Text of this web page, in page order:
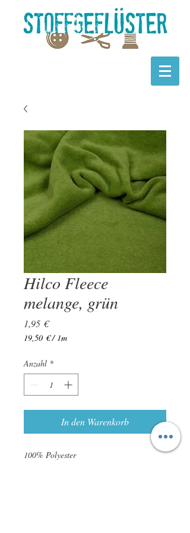
Hilco Fleece
melange, grün
1,95 €Preis
19,50 € /1m
pro
1
Anzahl *
In den Warenkorb
100% Polyester